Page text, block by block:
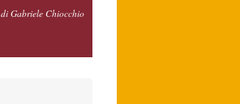
di Gabriele Chiocchio